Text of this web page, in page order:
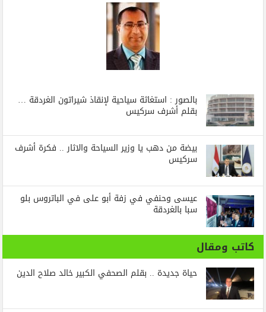
بالصور : استغاثة سياحية لإنقاذ شيراتون الغردقة …
بقلم أشرف سركيس
بيضة من دهب يا وزير السياحة والاثار .. فكرة أشرف
سركيس
عيسى وحنفي في زفة أبو على في الباتروس بلو
سبا بالغردقة
كاتب ومقال
حياة جديدة .. بقلم الصحفي الكبير خالد صلاح الدين